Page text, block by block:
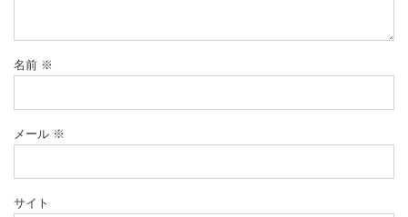
名前 ※
メール ※
サイト